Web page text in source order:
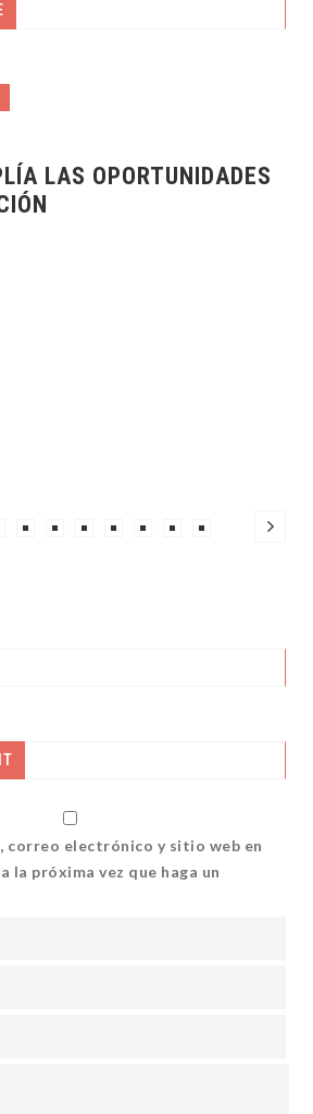
Y UBER SIGNAN
correo electrónico y sitio web en
la próxima vez que haga un